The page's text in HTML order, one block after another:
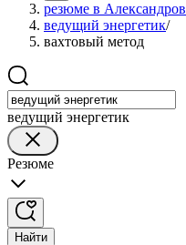
резюме в
ведущий энергетик/
вахтовый метод
ведущий энергетик
Резюме
Найти